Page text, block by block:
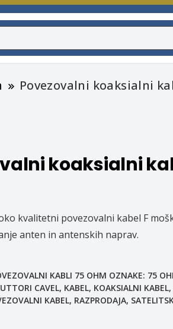
Povezovalni koaksialni
koaksialni
kvalitetni povezovalni kabel F
anten in antenskih naprav.
KABLI 75 OHM OZNAKE: 75
CAVEL, KABEL, KOAKSIALNI KABEL,
KABEL, RAZPRODAJA,